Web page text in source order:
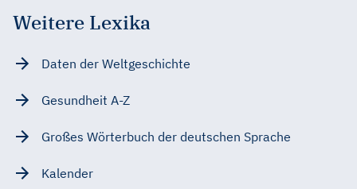
Weitere Lexika
Daten der Weltgeschichte
Gesundheit A-Z
Großes Wörterbuch der deutschen Sprache
Kalender